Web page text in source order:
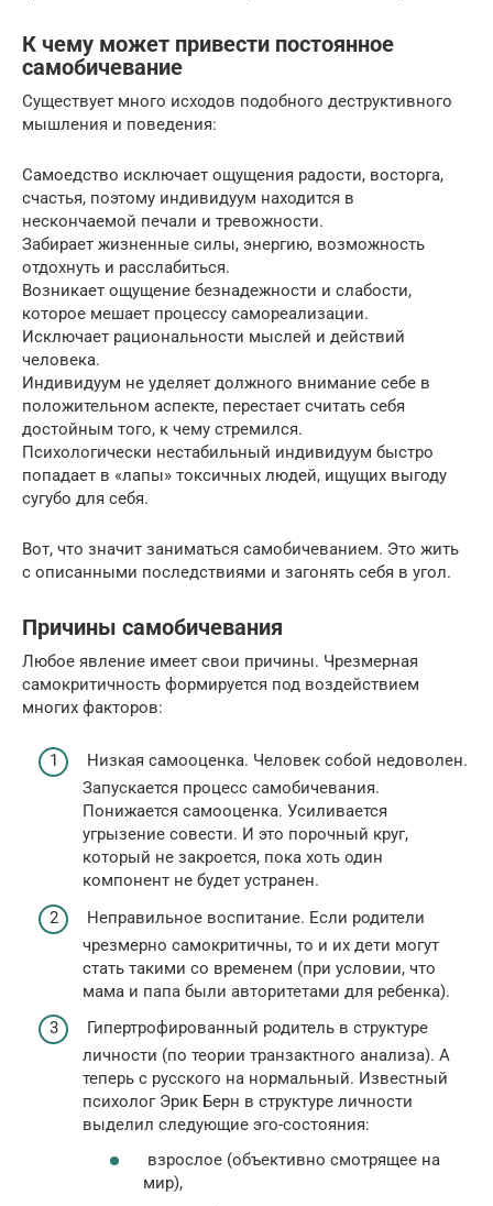
К чему может привести постоянное
самобичевание
Существует много исходов подобного деструктивного
мышления и поведения:
Самоедство исключает ощущения радости, восторга,
счастья, поэтому индивидуум находится в
нескончаемой печали и тревожности.
Забирает жизненные силы, энергию, возможность
отдохнуть и расслабиться.
Возникает ощущение безнадежности и слабости,
которое мешает процессу самореализации.
Исключает рациональности мыслей и действий
человека.
Индивидуум не уделяет должного внимание себе в
положительном аспекте, перестает считать себя
достойным того, к чему стремился.
Психологически нестабильный индивидуум быстро
попадает в «лапы» токсичных людей, ищущих выгоду
сугубо для себя.
Вот, что значит заниматься самобичеванием. Это жить
с описанными последствиями и загонять себя в угол.
Причины самобичевания
Любое явление имеет свои причины. Чрезмерная
самокритичность формируется под воздействием
многих факторов:
Низкая самооценка. Человек собой недоволен.
Запускается процесс самобичевания.
Понижается самооценка. Усиливается
угрызение совести. И это порочный круг,
который не закроется, пока хоть один
компонент не будет устранен.
Неправильное воспитание. Если родители
чрезмерно самокритичны, то и их дети могут
стать такими со временем (при условии, что
мама и папа были авторитетами для ребенка).
Гипертрофированный родитель в структуре
личности (по теории транзактного анализа). А
теперь с русского на нормальный. Известный
психолог Эрик Берн в структуре личности
выделил следующие эго-состояния:
взрослое (объективно смотрящее на
мир),